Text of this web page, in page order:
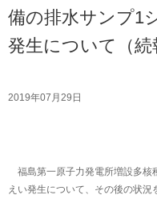
備の排水サンプ1
発生について（続
2019年07月29日
福島第一原子力発電所増設多核
えい発生について、その後の状況